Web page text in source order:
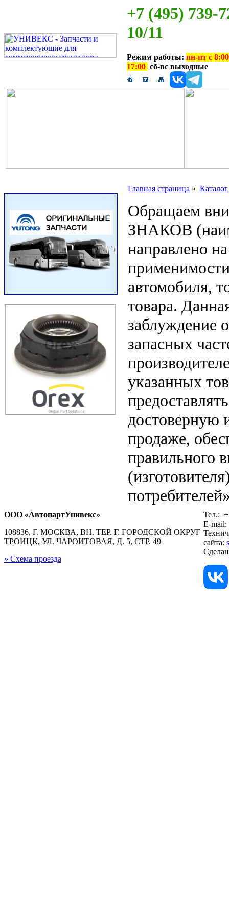
+7 (495) 739-
10/11
Режим работы: пн-пт с
17:00 сб-вс выходные
Главная страница » Каталог
Обращаем
ЗНАКОВ
направлено
автомобиля,
товара.
заблуждение
запасных
указанных
достоверную
продаже,
правильного
ООО «АвтопартУнивекс»
108836, Г. МОСКВА, ВН. ТЕР. Г. ГОРОДСКОЙ ОКРУГ
ТРОИЦК, УЛ. ЧАРОИТОВАЯ, Д. 5, СТР. 49
» Схема проезда
Тел.:
E-mail:
сайта: